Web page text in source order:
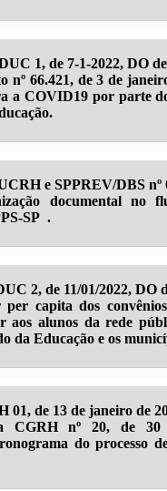
1, de 7-1-2022, DO
nº 66.421, de 3 de
a COVID19 por parte
e SPPREV/DBS nº
documental no
SP .
2, de 11/01/2022, DO
per capita dos
aos alunos da rede
da Educação e os
01, de 13 de janeiro de
CGRH nº 20, de 30
do processo